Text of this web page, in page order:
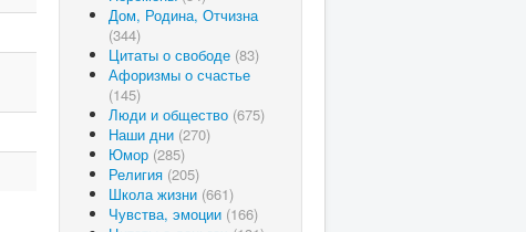
Дом, Родина, Отчизна
(344)
Цитаты о свободе (83)
Афоризмы о счастье
(145)
Люди и общество (675)
Наши дни (270)
Юмор (285)
Религия (205)
Школа жизни (661)
Чувства, эмоции (166)